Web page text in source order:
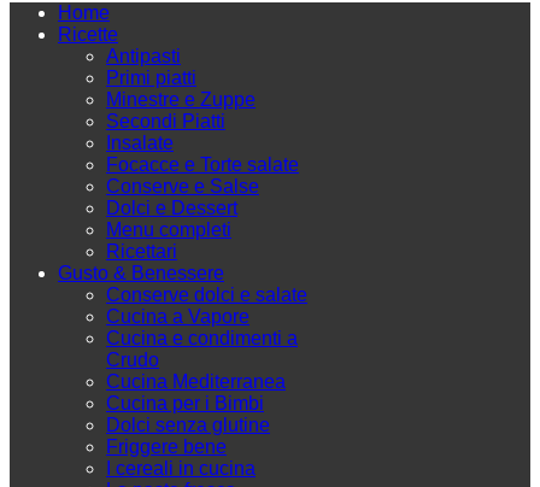
Home
Ricette
Antipasti
Primi piatti
Minestre e Zuppe
Secondi Piatti
Insalate
Focacce e Torte salate
Conserve e Salse
Dolci e Dessert
Menu completi
Ricettari
Gusto & Benessere
Conserve dolci e salate
Cucina a Vapore
Cucina e condimenti a
Crudo
Cucina Mediterranea
Cucina per i Bimbi
Dolci senza glutine
Friggere bene
I cereali in cucina